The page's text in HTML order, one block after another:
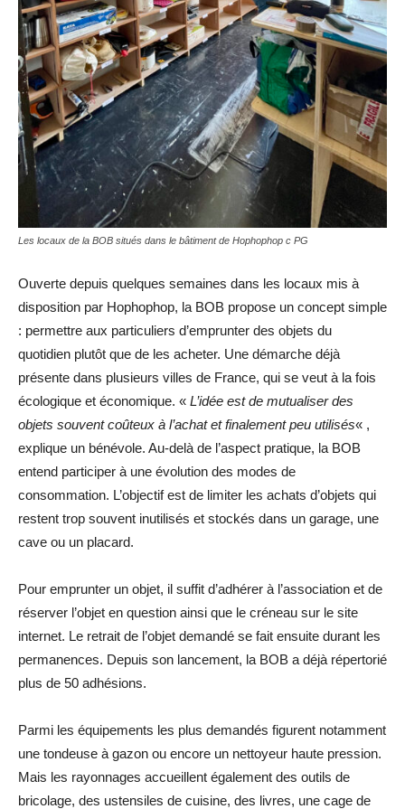
Les locaux de la BOB situés dans le bâtiment de Hophophop c PG
Ouverte depuis quelques semaines dans les locaux mis à
disposition par Hophophop, la BOB propose un concept simple
: permettre aux particuliers d’emprunter des objets du
quotidien plutôt que de les acheter. Une démarche déjà
présente dans plusieurs villes de France, qui se veut à la fois
écologique et économique. « L’idée est de mutualiser des
objets souvent coûteux à l’achat et finalement peu utilisés« ,
explique un bénévole. Au-delà de l’aspect pratique, la BOB
entend participer à une évolution des modes de
consommation. L’objectif est de limiter les achats d’objets qui
restent trop souvent inutilisés et stockés dans un garage, une
cave ou un placard.
Pour emprunter un objet, il suffit d’adhérer à l’association et de
réserver l’objet en question ainsi que le créneau sur le site
internet. Le retrait de l’objet demandé se fait ensuite durant les
permanences. Depuis son lancement, la BOB a déjà répertorié
plus de 50 adhésions.
Parmi les équipements les plus demandés figurent notamment
une tondeuse à gazon ou encore un nettoyeur haute pression.
Mais les rayonnages accueillent également des outils de
bricolage, des ustensiles de cuisine, des livres, une cage de